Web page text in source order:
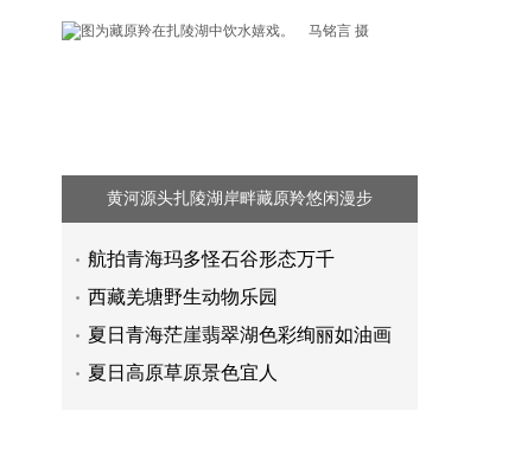
黄河源头扎陵湖岸畔藏原羚悠闲漫步
航拍青海玛多怪石谷形态万千
西藏羌塘野生动物乐园
夏日青海茫崖翡翠湖色彩绚丽如油画
夏日高原草原景色宜人